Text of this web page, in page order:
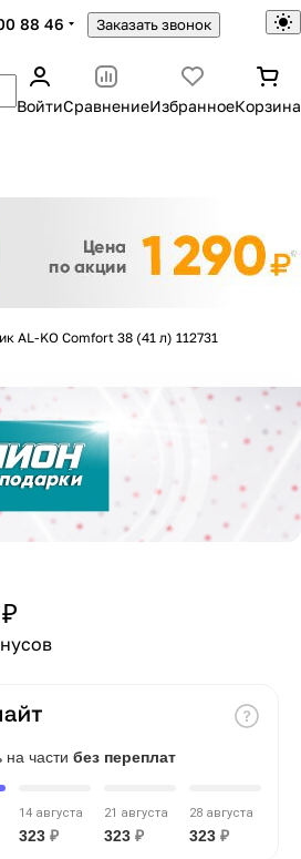
88 46 Заказать звонок
ВойтиСравнениеИзбранноеКорзина
AL-KO Comfort 38 (41 л) 112731
на части без переплат
14 августа
323 ₽
21 августа
323 ₽
28 августа
323 ₽